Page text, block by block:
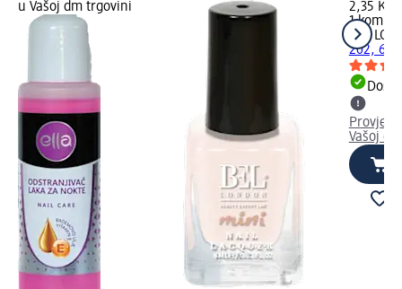
u Vašoj dm trgovini
2,35 KM
1 kom.
BEL
202, 6
Vašoj